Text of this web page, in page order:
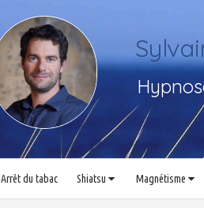
Arrêt du tabac Shiatsu Magnétisme